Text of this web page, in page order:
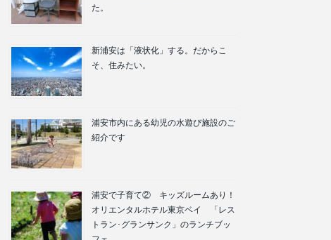
た。
新浦安は「液状化」する。だからこ
そ、住みたい。
浦安市内にある幼児の水遊び施設のご
紹介です
浦安で子育て② キッズルームあり！
オリエンタルホテル東京ベイ 「レス
トラン･グランサンク」のランチブッ